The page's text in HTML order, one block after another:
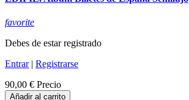
favorite
Debes de estar registrado
Entrar| Registrarse
90,00 € Precio
Añadir al carrito